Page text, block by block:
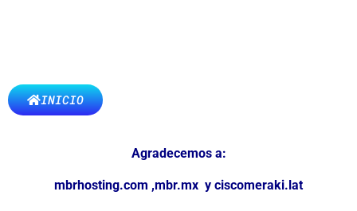
INICIO
Agradecemos a:
mbrhosting.com ,mbr.mx y ciscomeraki.lat